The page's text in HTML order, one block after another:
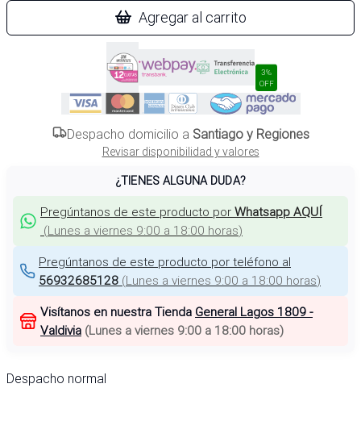
Agregar al carrito
3%
OFF
Despacho domicilio a Santiago y Regiones
Revisar disponibilidad y valores
¿TIENES ALGUNA DUDA?
Pregúntanos de este producto por Whatsapp AQUÍ
(Lunes a viernes 9:00 a 18:00 horas)
Pregúntanos de este producto por teléfono al
56932685128 (Lunes a viernes 9:00 a 18:00 horas)
Visítanos en nuestra Tienda General Lagos 1809 -
Valdivia (Lunes a viernes 9:00 a 18:00 horas)
Despacho normal